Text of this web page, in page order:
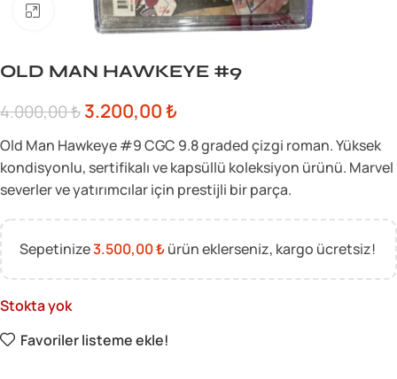
Büyük görsel için tıklayın
OLD MAN HAWKEYE #9
4.000,00₺3.200,00₺
Old Man Hawkeye #9 CGC 9.8 graded çizgi roman. Yüksek
kondisyonlu, sertifikalı ve kapsüllü koleksiyon ürünü. Marvel
severler ve yatırımcılar için prestijli bir parça.
Sepetinize3.500,00₺ürün eklerseniz, kargo ücretsiz!
Stokta yok
Favoriler listeme ekle!